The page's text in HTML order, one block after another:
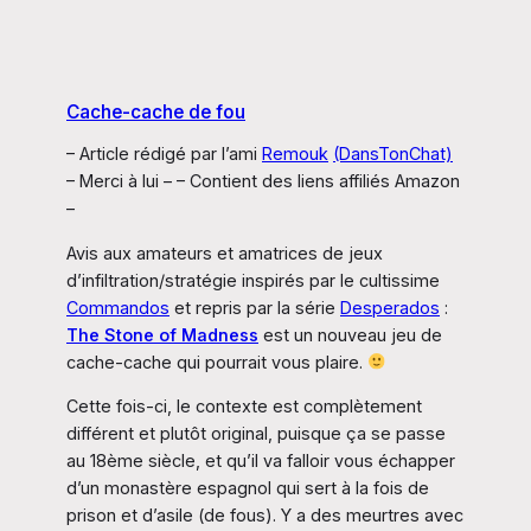
Cache-cache de fou
– Article rédigé par l’ami Remouk (DansTonChat)
– Merci à lui – – Contient des liens affiliés Amazon
–
Avis aux amateurs et amatrices de jeux
d’infiltration/stratégie inspirés par le cultissime
Commandos et repris par la série Desperados :
The Stone of Madness est un nouveau jeu de
cache-cache qui pourrait vous plaire.
Cette fois-ci, le contexte est complètement
différent et plutôt original, puisque ça se passe
au 18ème siècle, et qu’il va falloir vous échapper
d’un monastère espagnol qui sert à la fois de
prison et d’asile (de fous). Y a des meurtres avec